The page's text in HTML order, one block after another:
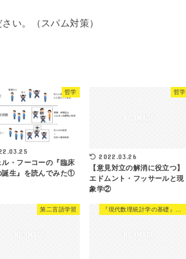
い。（スパム対策）
哲学
ル・フーコーの『臨床
誕生』を読んでみた①
哲学
2022.03.26
【意見対立の解消に役立つ】
エドムント・フッサールと現
象学②
第二言語学習